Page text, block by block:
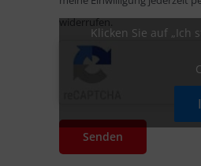
widerrufen.
Klicken Sie auf „Ich
Senden